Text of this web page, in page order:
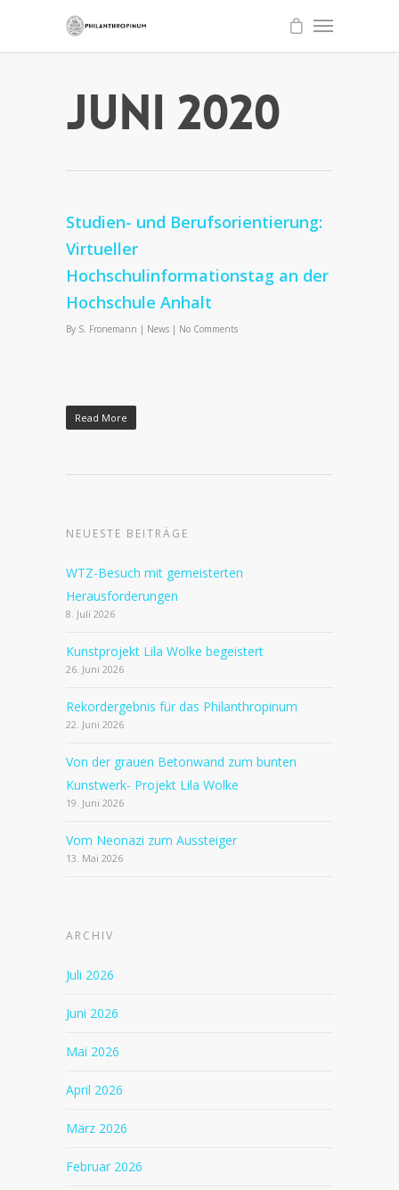
Juni 2020
Studien- und Berufsorientierung:
Virtueller
Hochschulinformationstag an der
Hochschule Anhalt
By S. Fronemann | News | No Comments
Read More
NEUESTE BEITRÄGE
WTZ-Besuch mit gemeisterten
Herausforderungen
8. Juli 2026
Kunstprojekt Lila Wolke begeistert
26. Juni 2026
Rekordergebnis für das Philanthropinum
22. Juni 2026
Von der grauen Betonwand zum bunten
Kunstwerk- Projekt Lila Wolke
19. Juni 2026
Vom Neonazi zum Aussteiger
13. Mai 2026
ARCHIV
Juli 2026
Juni 2026
Mai 2026
April 2026
März 2026
Februar 2026